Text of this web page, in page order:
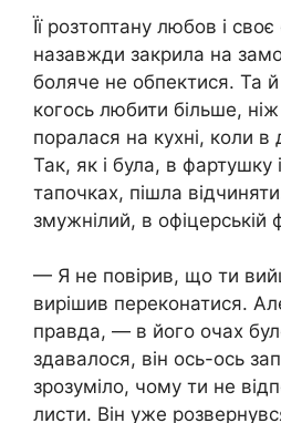
Її розтоптану любов і
назавжди закрила на
боляче не обпектися. Та
когось любити більше,
поралася на кухні, коли в
Так, як і була, в фартушку
тапочках, пішла
змужнілий, в офіцерській
— Я не повірив, що ти
вирішив переконатися.
правда, — в його очах
здавалося, він ось-ось
зрозуміло, чому ти не
листи. Він уже